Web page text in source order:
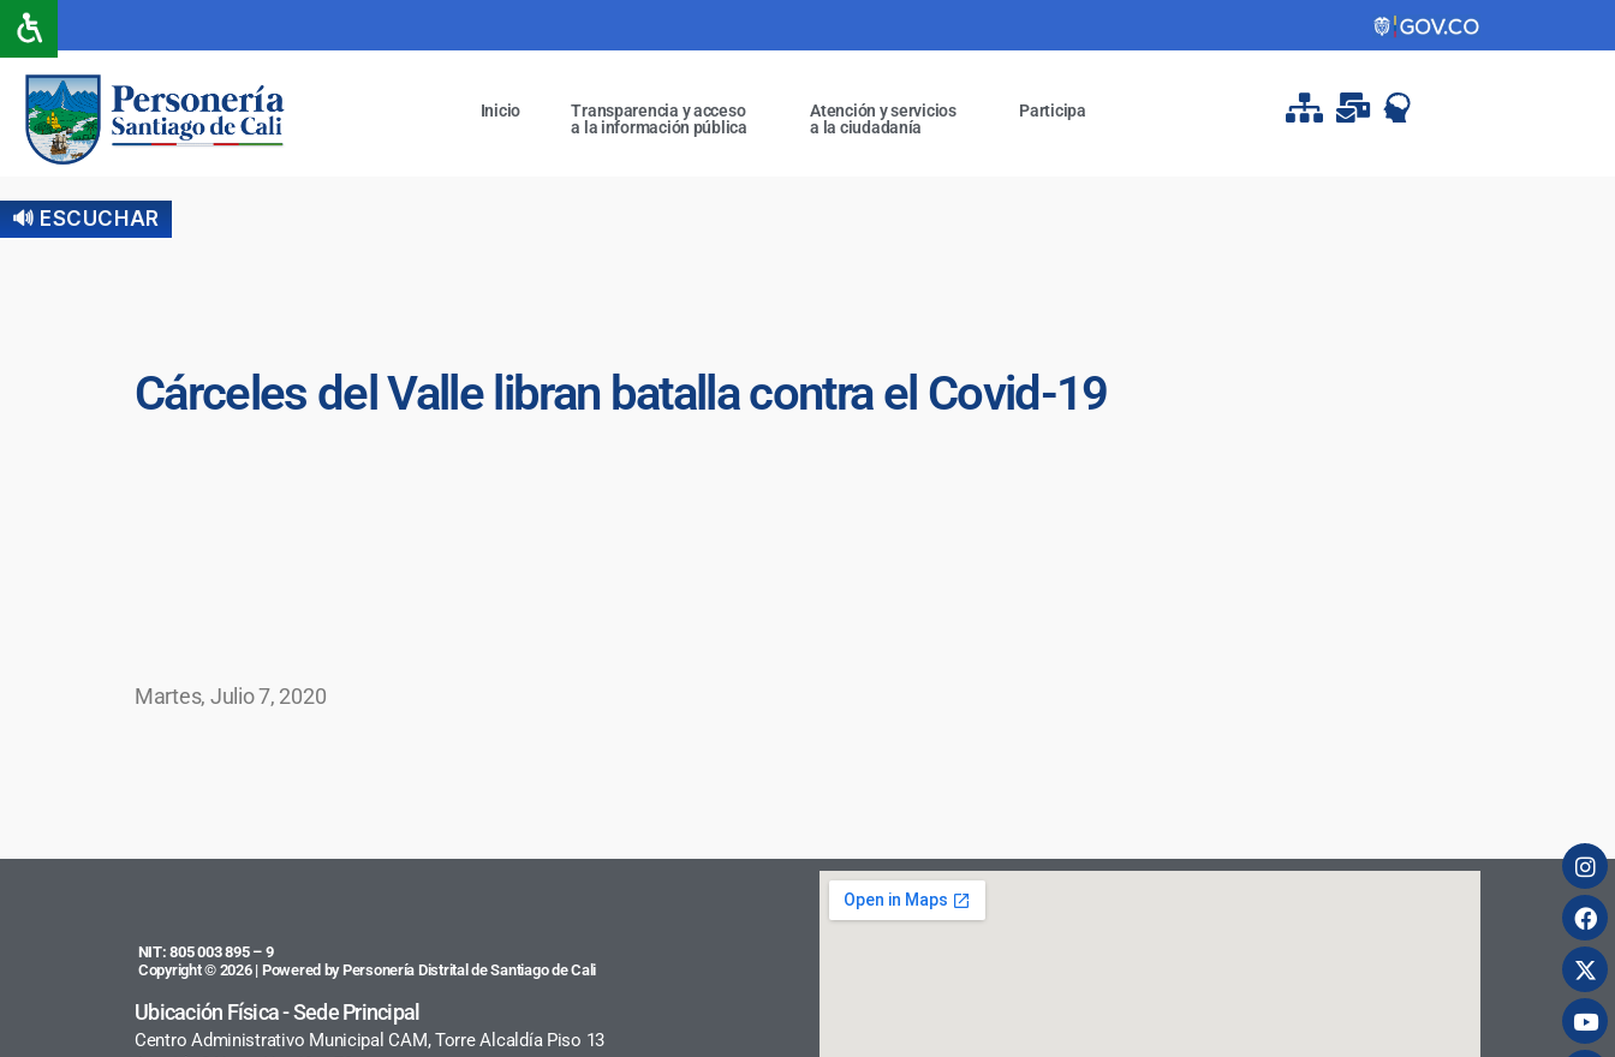
Inicio
Transparencia y acceso
a la información pública
Atención y servicios
a la ciudadanía
Participa
🔊 ESCUCHAR
Cárceles del Valle libran batalla contra el Covid-19
Martes, Julio 7, 2020
NIT: 805 003 895 – 9
Copyright © 2026 | Powered by Personería Distrital de Santiago de Cali
Ubicación Física - Sede Principal
Centro Administrativo Municipal CAM, Torre Alcaldía Piso 13